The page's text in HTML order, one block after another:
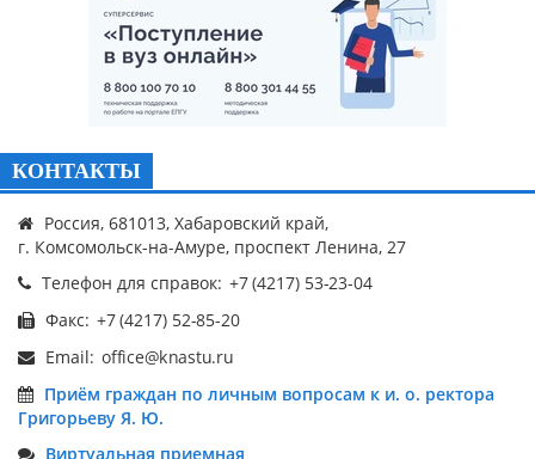
КОНТАКТЫ
Россия, 681013, Хабаровский край,
г. Комсомольск-на-Амуре, проспект Ленина, 27
Телефон для справок:
Факс:
Email:
Приём граждан по личным вопросам к и. о. ректора
Григорьеву Я. Ю.
Виртуальная приемная